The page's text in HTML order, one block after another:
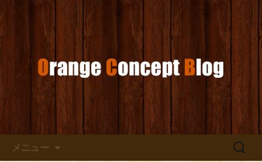
オレンジコンセプトブログ
お店からのお知らせ
メニュー
検